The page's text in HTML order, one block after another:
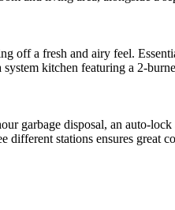
off a fresh and airy feel.
kitchen featuring a 2-
garbage disposal, an auto-
different stations ensures great